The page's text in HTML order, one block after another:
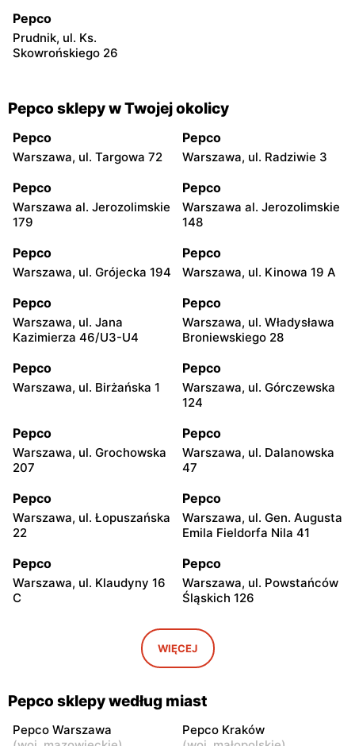
Pepco
Prudnik, ul. Ks.
Skowrońskiego 26
Pepco sklepy w Twojej okolicy
Pepco
Warszawa, ul. Targowa 72
Pepco
Warszawa, ul. Radziwie 3
Pepco
Warszawa al. Jerozolimskie
179
Pepco
Warszawa al. Jerozolimskie
148
Pepco
Warszawa, ul. Grójecka 194
Pepco
Warszawa, ul. Kinowa 19 A
Pepco
Warszawa, ul. Jana
Kazimierza 46/U3-U4
Pepco
Warszawa, ul. Władysława
Broniewskiego 28
Pepco
Warszawa, ul. Birżańska 1
Pepco
Warszawa, ul. Górczewska
124
Pepco
Warszawa, ul. Grochowska
207
Pepco
Warszawa, ul. Dalanowska
47
Pepco
Warszawa, ul. Łopuszańska
22
Pepco
Warszawa, ul. Gen. Augusta
Emila Fieldorfa Nila 41
Pepco
Warszawa, ul. Klaudyny 16
C
Pepco
Warszawa, ul. Powstańców
Śląskich 126
Warszawa, ul. Wrocławska
Pepco
Warszawa, ul. Świetlików 8
Pepco
Warszawa, ul. Rembielińska
20
Pepco
11
WIĘCEJ
Pepco sklepy według miast
Pepco Warszawa
Pepco Kraków